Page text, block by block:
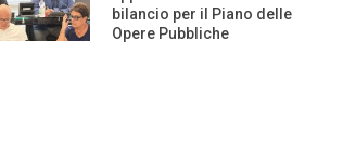
bilancio per il Piano delle
Opere Pubbliche